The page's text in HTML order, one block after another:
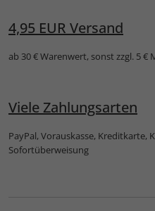
4,95 EUR Versand
ab 30 € Warenwert, sonst zzgl. 5 €
Viele Zahlungsarten
PayPal, Vorauskasse, Kreditkarte,
Sofortüberweisung